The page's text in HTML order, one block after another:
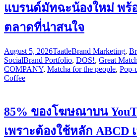
แบรนด์มัทฉะน้องใหม่ พร้
ตลาดที่น่าสนใจ
August 5, 2026TaatleBrand Marketing,
SocialBrand Portfolio, DOS!, Great
COMPANY, Matcha for the people, Pop-
Coffee
85% ของโฆษณาบน
เพราะต้องใช้หลัก ABCD